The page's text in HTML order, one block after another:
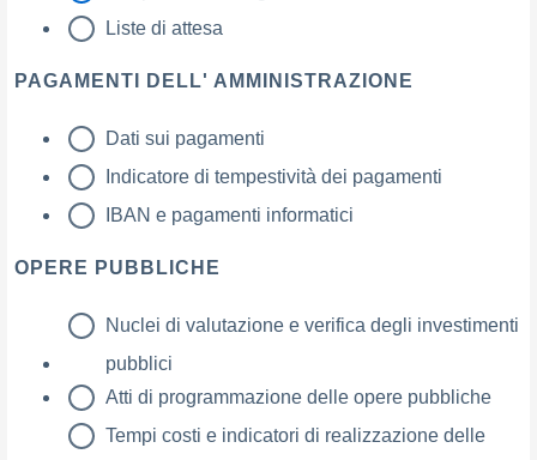
Liste di attesa
PAGAMENTI DELL' AMMINISTRAZIONE
Dati sui pagamenti
Indicatore di tempestività dei pagamenti
IBAN e pagamenti informatici
OPERE PUBBLICHE
Nuclei di valutazione e verifica degli investimenti
pubblici
Atti di programmazione delle opere pubbliche
Tempi costi e indicatori di realizzazione delle